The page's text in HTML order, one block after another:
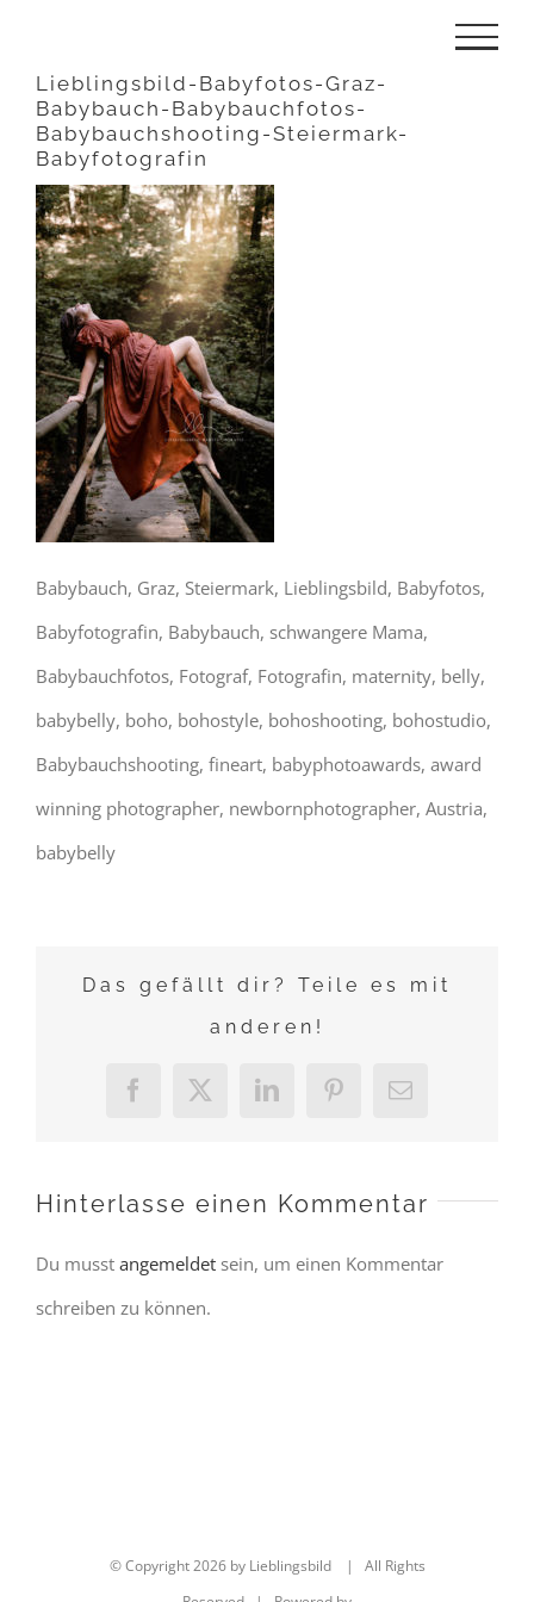
springen
Lieblingsbild-Babyfotos-Graz-
Babybauch-Babybauchfotos-
Babybauchshooting-Steiermark-
Babyfotografin
Babybauch, Graz, Steiermark, Lieblingsbild, Babyfotos,
Babyfotografin, Babybauch, schwangere Mama,
Babybauchfotos, Fotograf, Fotografin, maternity, belly,
babybelly, boho, bohostyle, bohoshooting, bohostudio,
Babybauchshooting, fineart, babyphotoawards, award
winning photographer, newbornphotographer, Austria,
babybelly
Das gefällt dir? Teile es mit
anderen!
Facebook
X LinkedInPinterest
E-
Hinterlasse einen Kommentar
Du musst angemeldet sein, um einen Kommentar
schreiben zu können.
© Copyright2026 by Lieblingsbild | All Rights